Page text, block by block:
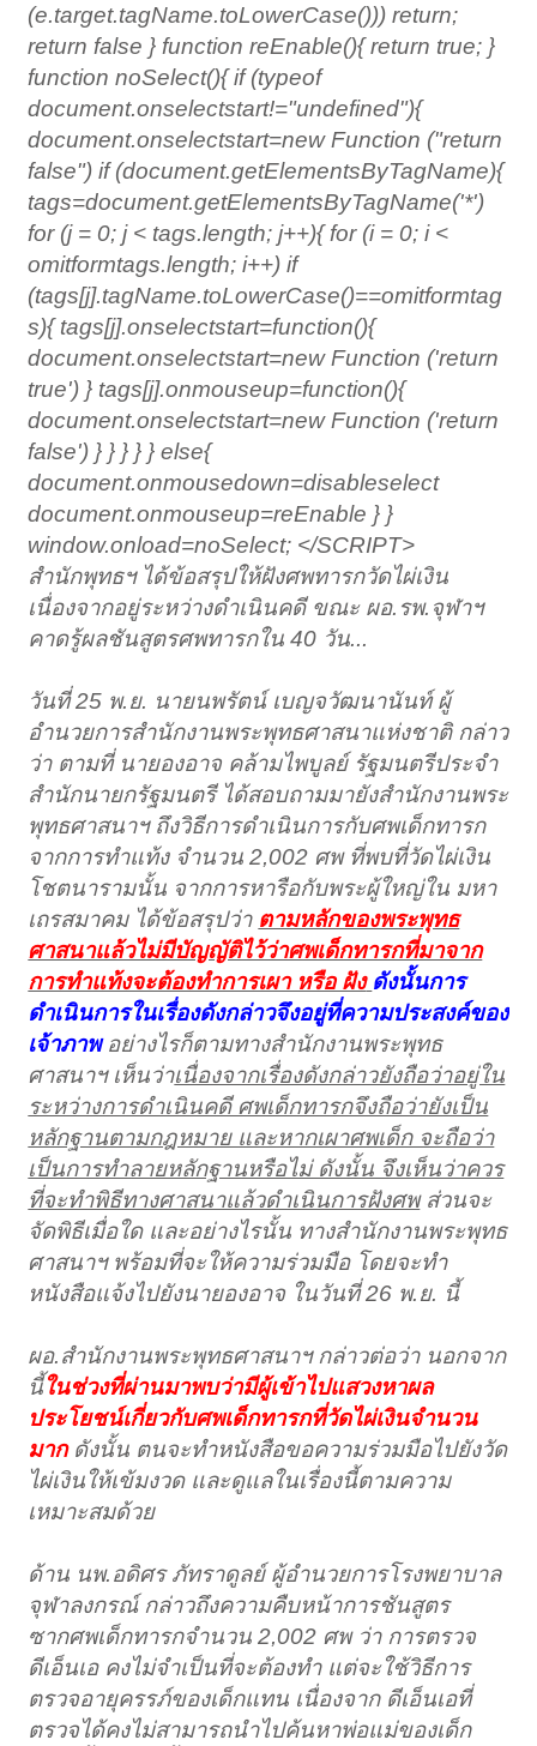
(e.target.tagName.toLowerCase())) return;
return false } function reEnable(){ return true; }
function noSelect(){ if (typeof
document.onselectstart!="undefined"){
document.onselectstart=new Function ("return
false") if (document.getElementsByTagName){
tags=document.getElementsByTagName('*')
for (j = 0; j < tags.length; j++){ for (i = 0; i <
omitformtags.length; i++) if
(tags[j].tagName.toLowerCase()==omitformtag
s){ tags[j].onselectstart=function(){
document.onselectstart=new Function ('return
true') } tags[j].onmouseup=function(){
document.onselectstart=new Function ('return
false') } } } } } else{
document.onmousedown=disableselect
document.onmouseup=reEnable } }
window.onload=noSelect; </SCRIPT>
สำนักพุทธฯ ได้ข้อสรุปให้ฝังศพทารกวัดไผ่เงิน
เนื่องจากอยู่ระหว่างดำเนินคดี ขณะ ผอ.รพ.จุฬาฯ
คาดรู้ผลชันสูตรศพทารกใน 40 วัน...
วันที่ 25 พ.ย. นายนพรัตน์ เบญจวัฒนานันท์ ผู้
อำนวยการสำนักงานพระพุทธศาสนาแห่งชาติ กล่าว
ว่า ตามที่ นายองอาจ คล้ามไพบูลย์ รัฐมนตรีประจำ
สำนักนายกรัฐมนตรี ได้สอบถามมายังสำนักงานพระ
พุทธศาสนาฯ ถึงวิธีการดำเนินการกับศพเด็กทารก
จากการทำแท้ง จำนวน 2,002 ศพ ที่พบที่วัดไผ่เงิน
โชตนารามนั้น จากการหารือกับพระผู้ใหญ่ใน มหา
เถรสมาคม ได้ข้อสรุปว่า ตามหลักของพระพุทธ
ศาสนาแล้วไม่มีบัญญัติไว้ว่าศพเด็กทารกที่มาจาก
การทำแท้งจะต้องทำการเผา หรือ ฝัง ดังนั้นการ
ดำเนินการในเรื่องดังกล่าวจึงอยู่ที่ความประสงค์ของ
เจ้าภาพอย่างไรก็ตามทางสำนักงานพระพุทธ
ศาสนาฯ เห็นว่าเนื่องจากเรื่องดังกล่าวยังถือว่าอยู่ใน
ระหว่างการดำเนินคดี ศพเด็กทารกจึงถือว่ายังเป็น
หลักฐานตามกฎหมาย และหากเผาศพเด็ก จะถือว่า
เป็นการทำลายหลักฐานหรือไม่ ดังนั้น จึงเห็นว่าควร
ที่จะทำพิธีทางศาสนาแล้วดำเนินการฝังศพส่วนจะ
จัดพิธีเมื่อใด และอย่างไรนั้น ทางสำนักงานพระพุทธ
ศาสนาฯ พร้อมที่จะให้ความร่วมมือ โดยจะทำ
หนังสือแจ้งไปยังนายองอาจ ในวันที่ 26 พ.ย. นี้
ผอ.สำนักงานพระพุทธศาสนาฯ กล่าวต่อว่า นอกจาก
นี้ในช่วงที่ผ่านมาพบว่ามีผู้เข้าไปแสวงหาผล
ประโยชน์เกี่ยวกับศพเด็กทารกที่วัดไผ่เงินจำนวน
มากดังนั้น ตนจะทำหนังสือขอความร่วมมือไปยังวัด
ไผ่เงินให้เข้มงวด และดูแลในเรื่องนี้ตามความ
เหมาะสมด้วย
ด้าน นพ.อดิศร ภัทราดูลย์ ผู้อำนวยการโรงพยาบาล
จุฬาลงกรณ์ กล่าวถึงความคืบหน้าการชันสูตร
ซากศพเด็กทารกจำนวน 2,002 ศพ ว่า การตรวจ
ดีเอ็นเอ คงไม่จำเป็นที่จะต้องทำ แต่จะใช้วิธีการ
ตรวจอายุครรภ์ของเด็กแทน เนื่องจาก ดีเอ็นเอที่
ตรวจได้คงไม่สามารถนำไปค้นหาพ่อแม่ของเด็ก